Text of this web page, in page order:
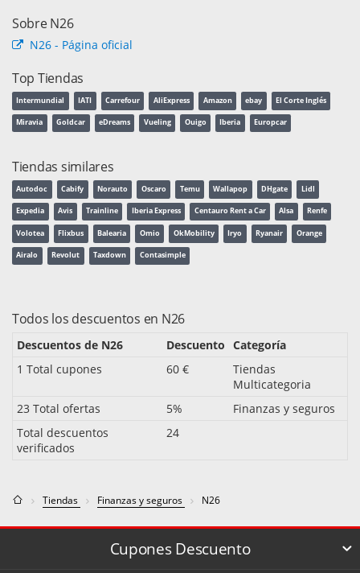
Sobre N26
N26 - Página oficial
Top Tiendas
Intermundial IATI Carrefour AliExpress Amazon ebay El Corte Inglés
Miravia Goldcar eDreams Vueling Ouigo Iberia Europcar
Tiendas similares
Autodoc Cabify Norauto Oscaro Temu Wallapop DHgate Lidl
Expedia Avis Trainline Iberia Express Centauro Rent a Car Alsa Renfe
Volotea Flixbus Balearia Omio OkMobility Iryo Ryanair Orange
Airalo Revolut Taxdown Contasimple
Todos los descuentos en N26
Descuentos de N26 Descuento Categoría
1 Total cupones
60 €
Tiendas
Multicategoria
23 Total ofertas
5%
Finanzas y seguros
Total descuentos
verificados
24
Tiendas Finanzas y seguros N26
Cupones Descuento